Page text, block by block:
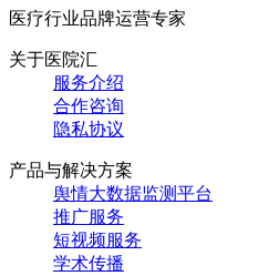
医疗行业品牌运营专家
关于医院汇
服务介绍
合作咨询
隐私协议
产品与解决方案
舆情大数据监测平台
推广服务
短视频服务
学术传播